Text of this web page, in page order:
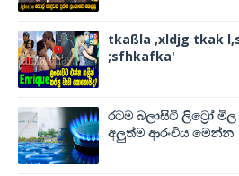
tkaßla ,xldjg tkak
;sfhkafka'
රටම බලාසිටි ලිට්‍රෝ
අලුත්ම ආරංචිය මෙන්න